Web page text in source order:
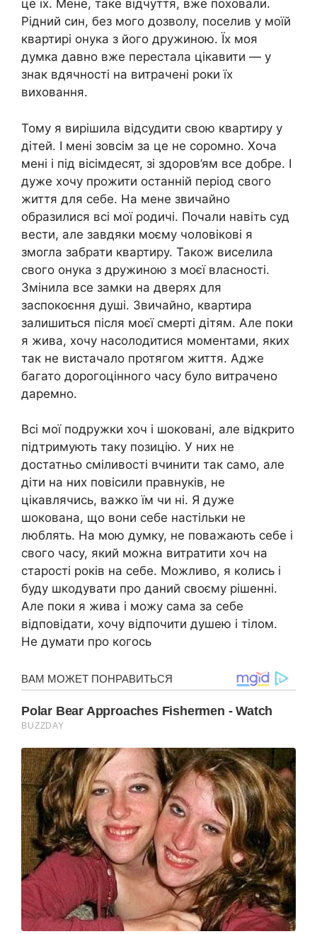
це їх. Мене, таке відчуття, вже поховали.
Рідний син, без мого дозволу, поселив у моїй
квартирі онука з його дружиною. Їх моя
думка давно вже перестала цікавити — у
знак вдячності на витрачені роки їх
виховання.
Тому я вирішила відсудити свою квартиру у
дітей. І мені зовсім за це не соромно. Хоча
мені і під вісімдесят, зі здоров’ям все добре. І
дуже хочу прожити останній період свого
життя для себе. На мене звичайно
образилися всі мої родичі. Почали навіть суд
вести, але завдяки моєму чоловікові я
змогла забрати квартиру. Також виселила
свого онука з дружиною з моєї власності.
Змінила все замки на дверях для
заспокоєння душі. Звичайно, квартира
залишиться після моєї смерті дітям. Але поки
я жива, хочу насолодитися моментами, яких
так не вистачало протягом життя. Адже
багато дорогоцінного часу було витрачено
даремно.
Всі мої подружки хоч і шоковані, але відкрито
підтримують таку позицію. У них не
достатньо сміливості вчинити так само, але
діти на них повісили правнуків, не
цікавлячись, важко їм чи ні. Я дуже
шокована, що вони себе настільки не
люблять. На мою думку, не поважають себе і
свого часу, який можна витратити хоч на
старості років на себе. Можливо, я колись і
буду шкодувати про даний своєму рішенні.
Але поки я жива і можу сама за себе
відповідати, хочу відпочити душею і тілом.
Не думати про когось